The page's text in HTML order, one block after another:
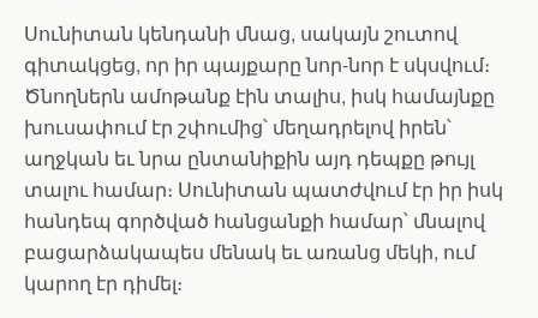
Սունիտան կենդանի մնաց, սակայն շուտով
գիտակցեց, որ իր պայքարը նոր-նոր է սկսվում։
Ծնողներն ամոթանք էին տալիս, իսկ համայնքը
խուսափում էր շփումից՝ մեղադրելով իրեն՝
աղջկան եւ նրա ընտանիքին այդ դեպքը թույլ
տալու համար։ Սունիտան պատժվում էր իր իսկ
հանդեպ գործված հանցանքի համար՝ մնալով
բացարձակապես մենակ եւ առանց մեկի, ում
կարող էր դիմել։